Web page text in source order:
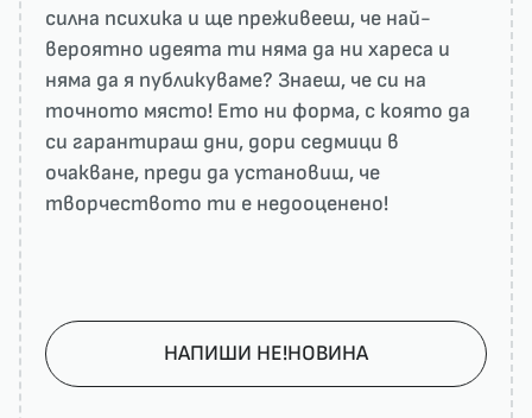
силна психика и ще преживееш, че най-
вероятно идеята ти няма да ни харесa и
няма да я публикуваме? Знаеш, че си на
точното място! Ето ни форма, с която да
си гарантираш дни, дори седмици в
очакване, преди да установиш, че
творчеството ти е недооценено!
НАПИШИ НЕ!НОВИНА